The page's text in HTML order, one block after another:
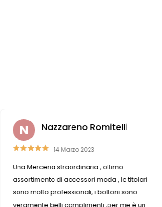
Nazzareno Romitelli
14 Marzo 2023
Una Merceria straordinaria , ottimo
assortimento di accessori moda , le titolari
sono molto professionali, i bottoni sono
veramente belli complimenti ,per me è un